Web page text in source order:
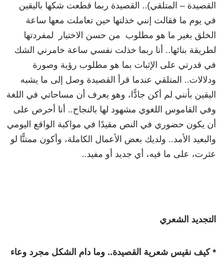
القصيدة – المتلقي).. القصيدة ربما قطعت شكها باليقين
في يوم ما فقالت إنني خذلتها حين تعاملت معها ساعة
الخلق بغير ما هو مطلوب من حسن الاختيار لمفردتها
لطريقة بنائها.. أنا ربما خذلت نفسي ساعة خامرني الشك
في قدرتي على الإثبات بما هو مطلوب رؤية وصورة
ودلالات.. المتلقي عندما قرأ القصيدة وصل إلى ما يشبه
اليقين بأنني لم أكن جادًّا، وهو يعرف أن مساحاتي في اللغة
وفي القاموس اللغوي مشهود لها بالنجاح.. أنا أحرص على
أن يكون حضوري في النص مقيدًا في مواكبة الواقع اليومي
والبعيد الأمد.. ولديك بعض الأعمال الكاملة، وأكون ممتنًّا لو
عثرت، على ما فيه، أي جديد أو مفيد..
التجديد الشعري
* كيف نقيس شعرية القصيدة.. وما دام الشكل مجرد وعاء